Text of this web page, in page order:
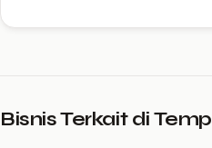
Bisnis Terkait di